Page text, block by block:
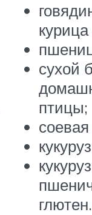
сухой
птицы;
глютен.